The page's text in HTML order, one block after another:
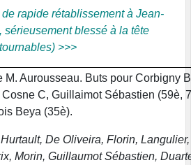
rapide rétablissement à Jean-
sérieusement blessé à la tête
>>>
M. Aurousseau. Buts pour Corbigny
C, Guillaimot Sébastien (59è,
Beya (35è).
De Oliveira, Florin,
Morin, Guillaumot Sébastien,